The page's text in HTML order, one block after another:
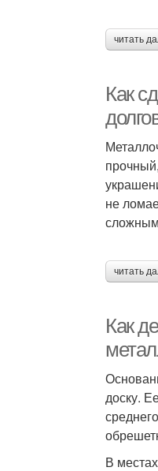
читать
Как
не
читать
Как
доску.
В